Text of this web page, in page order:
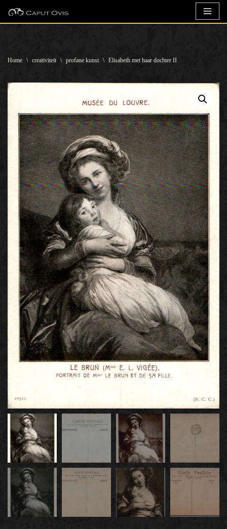
inhoud
Home \ creativiteit \ profane kunst \ Elisabeth met haar dochter II